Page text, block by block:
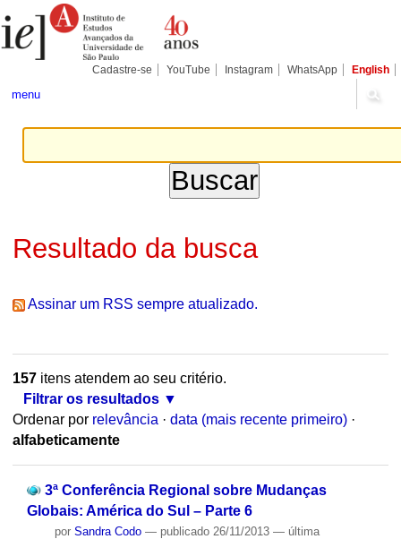
para
conteúdo.
Pessoais
Cadastre-se YouTube Instagram WhatsApp English
menu
Resultado da busca
Assinar um RSS sempre atualizado.
157itens atendem ao seu critério.
Filtrar os resultados
Ordenar por relevância · data (mais recente primeiro) ·
alfabeticamente
3ª Conferência Regional sobre Mudanças
Globais: América do Sul – Parte 6
por Sandra Codo — publicado26/11/2013 — última